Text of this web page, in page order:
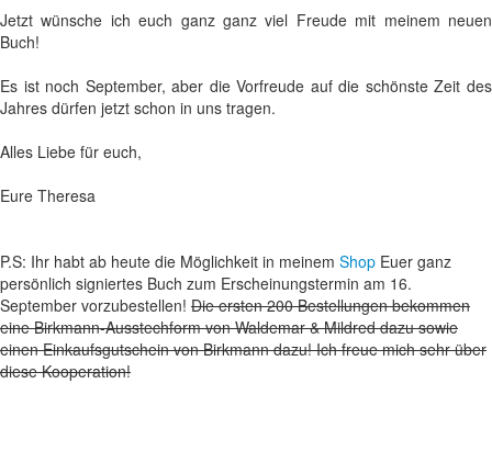
Jetzt wünsche ich euch ganz ganz viel Freude mit meinem neuen
Buch!
Es ist noch September, aber die Vorfreude auf die schönste Zeit des
Jahres dürfen jetzt schon in uns tragen.
Alles Liebe für euch,
Eure Theresa
P.S: Ihr habt ab heute die Möglichkeit in meinem Shop Euer ganz
persönlich signiertes Buch zum Erscheinungstermin am 16.
September vorzubestellen! Die ersten 200 Bestellungen bekommen
eine Birkmann-Ausstechform von Waldemar & Mildred dazu sowie
einen Einkaufsgutschein von Birkmann dazu! Ich freue mich sehr über
diese Kooperation!